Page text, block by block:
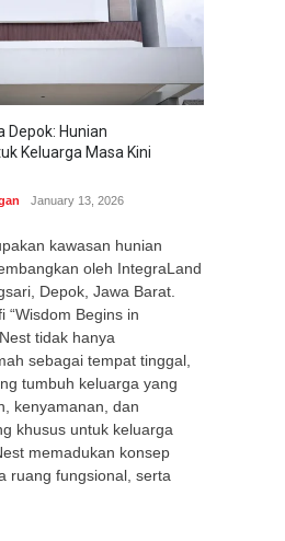
Depok: Hunian
Keluarga Masa Kini
January 13, 2026
kawasan hunian
oleh IntegraLand
Depok, Jawa Barat.
“Wisdom Begins in
tidak hanya
sebagai tempat tinggal,
tumbuh keluarga yang
kenyamanan, dan
khusus untuk keluarga
memadukan konsep
ruang fungsional, serta